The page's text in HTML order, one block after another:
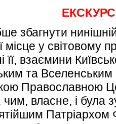
збагнути
місце у світовому
її, взаємини
та
Православною
власне, і була